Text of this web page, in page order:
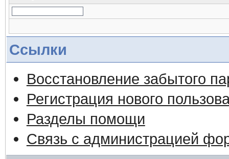
Ссылки
Восстановление забытого
Регистрация нового
Разделы помощи
Связь с администрацией